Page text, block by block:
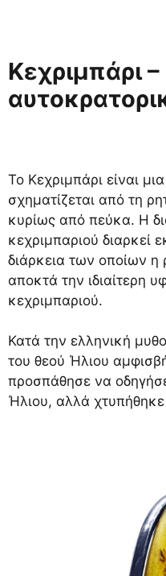
Κεχριμπάρι
Το Κεχριμπάρι είναι
σχηματίζεται από τη
κυρίως από πεύκα. Η
κεχριμπαριού διαρκεί
διάρκεια των οποίων η
αποκτά την ιδιαίτερη
κεχριμπαριού.
Κατά την ελληνική
του θεού Ήλιου
προσπάθησε να
Ήλιου, αλλά